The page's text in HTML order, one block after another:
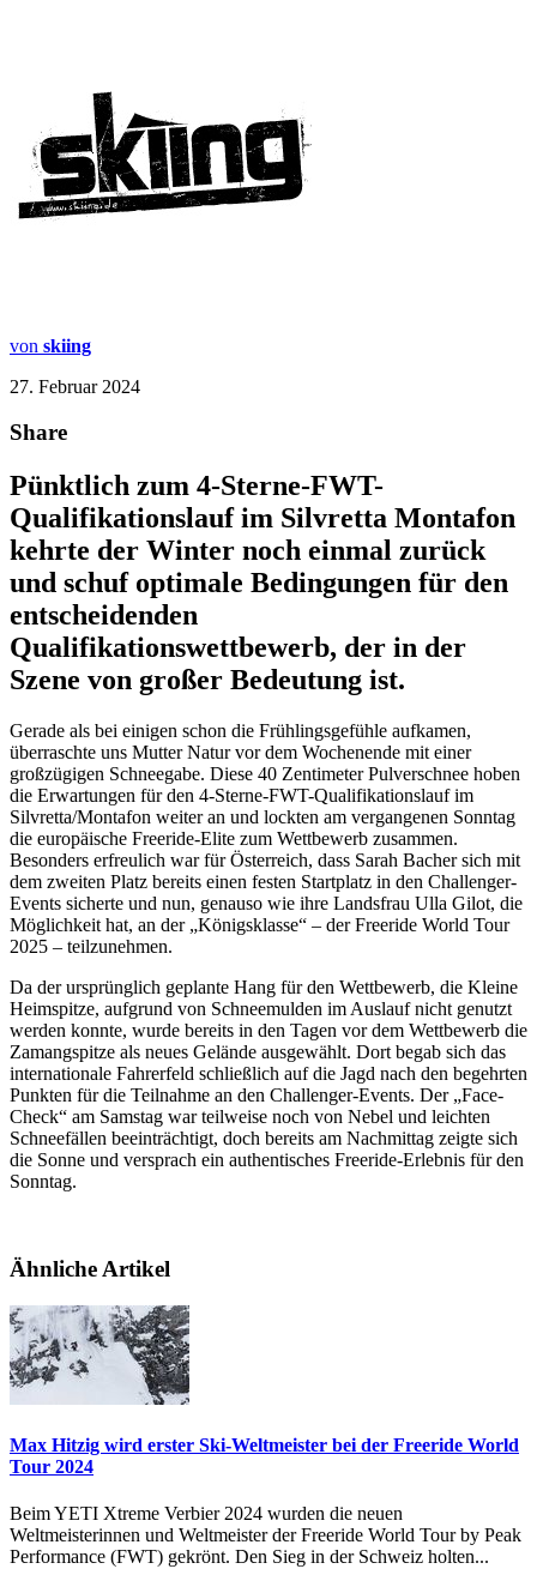
von skiing
27. Februar 2024
Share
Pünktlich zum 4-Sterne-FWT-
Qualifikationslauf im Silvretta Montafon
kehrte der Winter noch einmal zurück
und schuf optimale Bedingungen für den
entscheidenden
Qualifikationswettbewerb, der in der
Szene von großer Bedeutung ist.
Gerade als bei einigen schon die Frühlingsgefühle aufkamen,
überraschte uns Mutter Natur vor dem Wochenende mit einer
großzügigen Schneegabe. Diese 40 Zentimeter Pulverschnee hoben
die Erwartungen für den 4-Sterne-FWT-Qualifikationslauf im
Silvretta/Montafon weiter an und lockten am vergangenen Sonntag
die europäische Freeride-Elite zum Wettbewerb zusammen.
Besonders erfreulich war für Österreich, dass Sarah Bacher sich mit
dem zweiten Platz bereits einen festen Startplatz in den Challenger-
Events sicherte und nun, genauso wie ihre Landsfrau Ulla Gilot, die
Möglichkeit hat, an der „Königsklasse“ – der Freeride World Tour
2025 – teilzunehmen.
Da der ursprünglich geplante Hang für den Wettbewerb, die Kleine
Heimspitze, aufgrund von Schneemulden im Auslauf nicht genutzt
werden konnte, wurde bereits in den Tagen vor dem Wettbewerb die
Zamangspitze als neues Gelände ausgewählt. Dort begab sich das
internationale Fahrerfeld schließlich auf die Jagd nach den begehrten
Punkten für die Teilnahme an den Challenger-Events. Der „Face-
Check“ am Samstag war teilweise noch von Nebel und leichten
Schneefällen beeinträchtigt, doch bereits am Nachmittag zeigte sich
die Sonne und versprach ein authentisches Freeride-Erlebnis für den
Sonntag.
Ähnliche Artikel
Max Hitzig wird erster Ski-Weltmeister bei der Freeride World
Tour 2024
Beim YETI Xtreme Verbier 2024 wurden die neuen
Weltmeisterinnen und Weltmeister der Freeride World Tour by Peak
Performance (FWT) gekrönt. Den Sieg in der Schweiz holten...